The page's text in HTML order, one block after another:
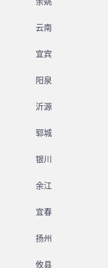
云南
宜宾
阳泉
沂源
郓城
银川
余江
宜春
扬州
攸县